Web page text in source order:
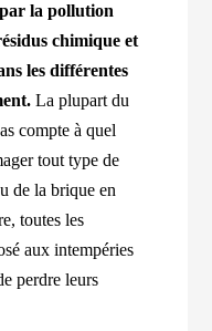
par la pollution
chimique et
les différentes
La plupart du
compte à quel
tout type de
de la brique en
toutes les
aux intempéries
perdre leurs